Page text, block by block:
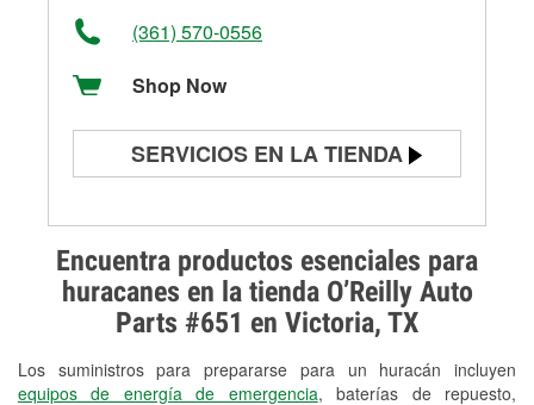
Encuentra productos esenciales para
huracanes en la tienda O’Reilly Auto
Parts #651 en Victoria, TX
Los suministros para prepararse para un huracán incluyen
equipos de energía de emergencia, baterías de repuesto,
(361) 570-0556
Shop Now
SERVICIOS EN LA TIENDA
Prueba de alternadores y
arrancadores
Revisión de la luz "Check Engine"
Reciclaje de baterías y aceite